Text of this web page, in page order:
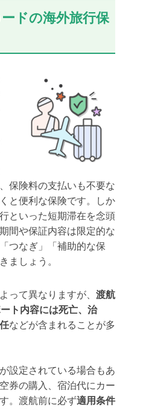
ドの海外旅行保
保険料の支払いも不要な
と便利な保険です。しか
といった短期滞在を念頭
間や保証内容は限定的な
つなぎ」「補助的な保
ましょう。
って異なりますが、 渡航
ト内容には死亡、治
などが含まれることが多
設定されている場合もあ
券の購入、宿泊代にカー
。渡航前に必ず適用条件